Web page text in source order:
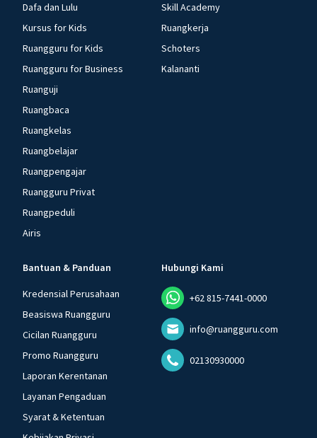
Dafa dan Lulu
Kursus for Kids
Ruangguru for Kids
Ruangguru for Business
Ruanguji
Ruangbaca
Ruangkelas
Ruangbelajar
Ruangpengajar
Ruangguru Privat
Ruangpeduli
Airis
Skill Academy
Ruangkerja
Schoters
Kalananti
Bantuan & Panduan
Kredensial Perusahaan
Beasiswa Ruangguru
Cicilan Ruangguru
Promo Ruangguru
Laporan Kerentanan
Layanan Pengaduan
Syarat & Ketentuan
Hubungi Kami
+62 815-7441-0000
info@ruangguru.com
02130930000